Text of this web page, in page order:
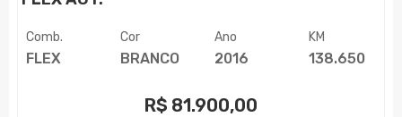
Comb.
FLEX
Cor
BRANCO
Ano
2016
KM
138.650
R$ 81.900,00